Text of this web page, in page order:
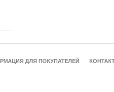
ДЛЯ ПОКУПАТЕЛЕЙ